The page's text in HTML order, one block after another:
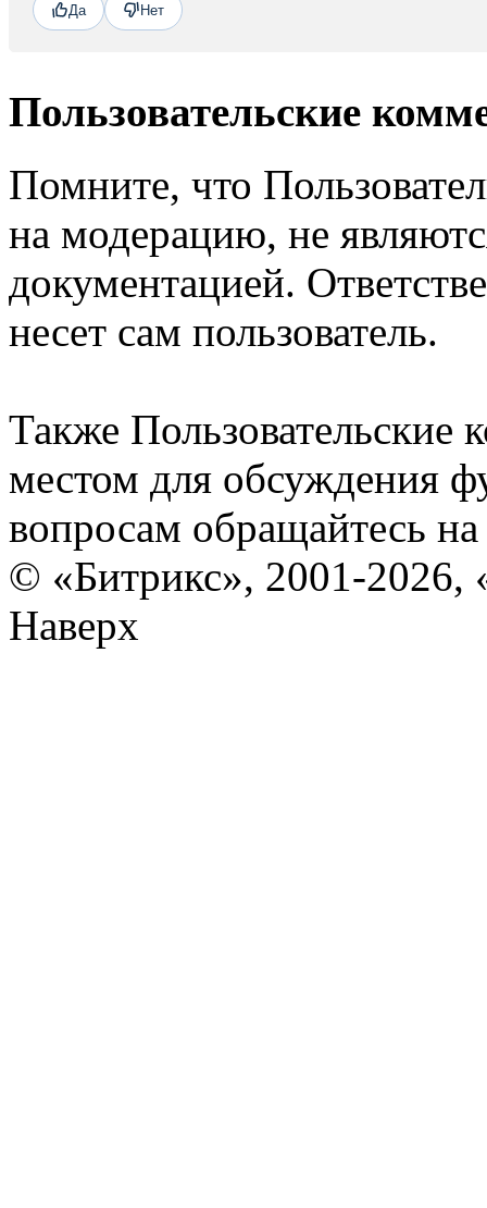
Да Нет
Пользовательские
Помните, что
на модерацию, не
документацией.
несет сам пользователь.
Также Пользовательские
местом для обсуждения
вопросам обращайтесь
© «Битрикс», 2001-2026,
Наверх